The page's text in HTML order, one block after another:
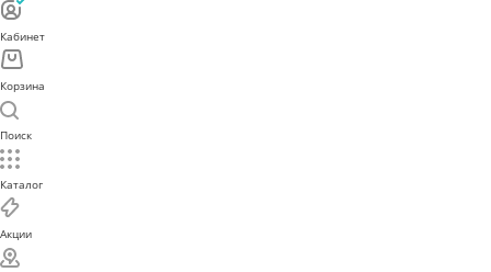
Кабинет
Корзина
Поиск
Каталог
Акции